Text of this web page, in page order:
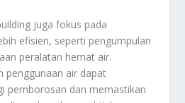
juga fokus pada
efisien, seperti pengumpulan
peralatan hemat air.
penggunaan air dapat
pemborosan dan memastikan